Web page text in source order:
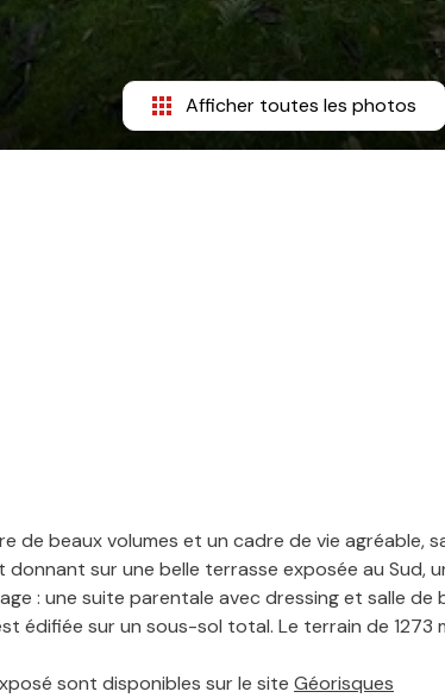
Afficher toutes les photos
de beaux volumes et un cadre de vie agréable,
sur une belle terrasse exposée au Sud,
: une suite parentale avec dressing et salle
édifiée sur un sous-sol total. Le terrain de
sont disponibles sur le site Géorisques